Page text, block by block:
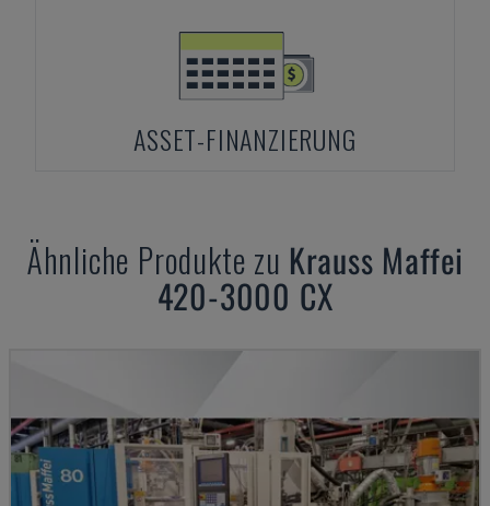
ASSET-FINANZIERUNG
Ähnliche Produkte zu Krauss Maffei
420-3000 CX